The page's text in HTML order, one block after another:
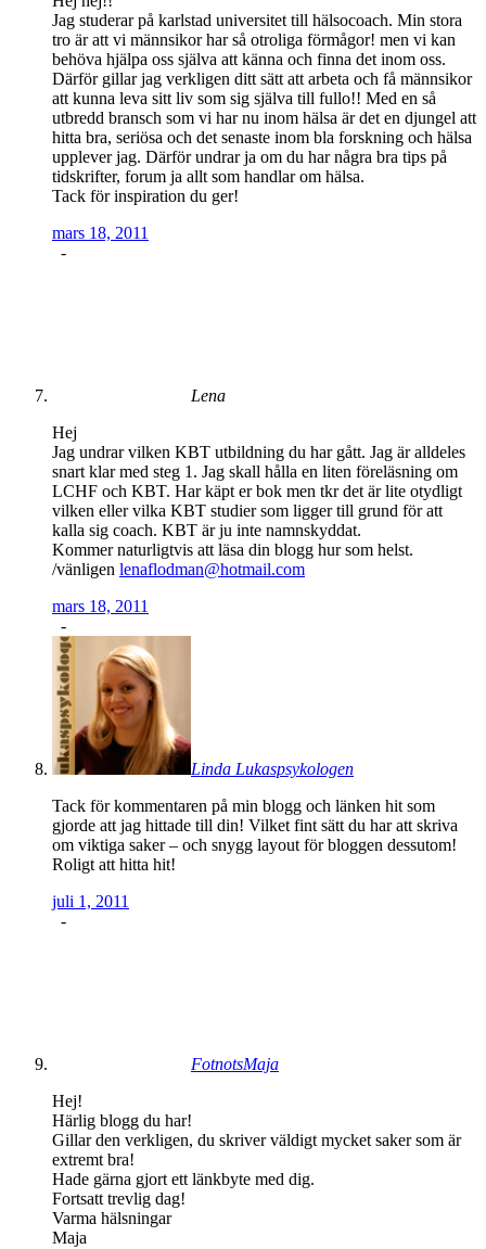
Jag studerar på karlstad universitet till hälsocoach. Min stora
tro är att vi männsikor har så otroliga förmågor! men vi kan
behöva hjälpa oss själva att känna och finna det inom oss.
Därför gillar jag verkligen ditt sätt att arbeta och få männsikor
att kunna leva sitt liv som sig själva till fullo!! Med en så
utbredd bransch som vi har nu inom hälsa är det en djungel att
hitta bra, seriösa och det senaste inom bla forskning och hälsa
upplever jag. Därför undrar ja om du har några bra tips på
tidskrifter, forum ja allt som handlar om hälsa.
Tack för inspiration du ger!
mars 18, 2011
-
Lena
Hej
Jag undrar vilken KBT utbildning du har gått. Jag är alldeles
snart klar med steg 1. Jag skall hålla en liten föreläsning om
LCHF och KBT. Har käpt er bok men tkr det är lite otydligt
vilken eller vilka KBT studier som ligger till grund för att
kalla sig coach. KBT är ju inte namnskyddat.
Kommer naturligtvis att läsa din blogg hur som helst.
/vänligen lenaflodman@hotmail.com
mars 18, 2011
-
Linda Lukaspsykologen
Tack för kommentaren på min blogg och länken hit som
gjorde att jag hittade till din! Vilket fint sätt du har att skriva
om viktiga saker – och snygg layout för bloggen dessutom!
Roligt att hitta hit!
juli 1, 2011
-
FotnotsMaja
Hej!
Härlig blogg du har!
Gillar den verkligen, du skriver väldigt mycket saker som är
extremt bra!
Hade gärna gjort ett länkbyte med dig.
Fortsatt trevlig dag!
Varma hälsningar
Maja